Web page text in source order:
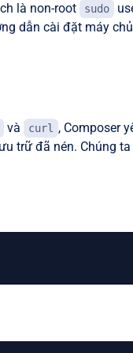
là non-root sudo
dẫn cài đặt máy chủ
và curl
, Composer
trữ đã nén. Chúng ta